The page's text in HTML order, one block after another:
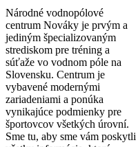
Národné vodnopólové
centrum Nováky je prvým a
jediným špecializovaným
strediskom pre tréning a
súťaže vo vodnom póle na
Slovensku. Centrum je
vybavené modernými
zariadeniami a ponúka
vynikajúce podmienky pre
športovcov všetkých úrovní.
Sme tu, aby sme vám poskytli